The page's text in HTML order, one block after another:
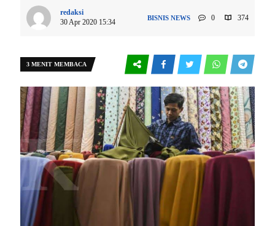
redaksi
30 Apr 2020 15:34
BISNIS NEWS 0 374
3 MENIT MEMBACA